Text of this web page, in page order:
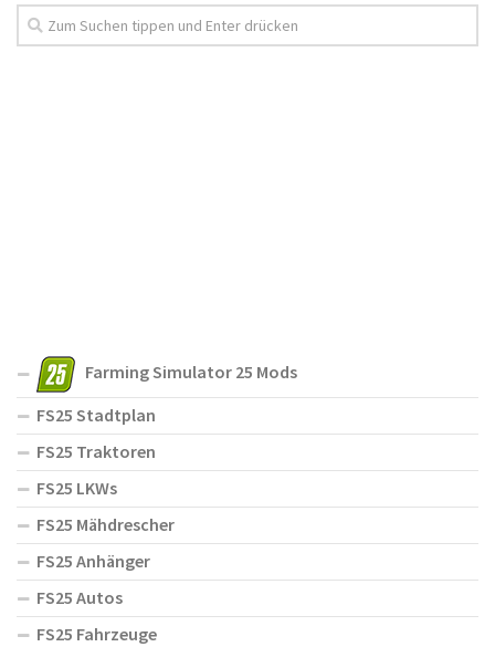
Farming Simulator 25 Mods
FS25 Stadtplan
FS25 Traktoren
FS25 LKWs
FS25 Mähdrescher
FS25 Anhänger
FS25 Autos
FS25 Fahrzeuge